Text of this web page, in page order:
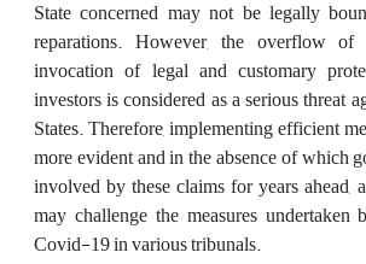
State concerned may not be legally
reparations. However, the overflow of
invocation of legal and customary
investors is considered as a serious threat
States. Therefore, implementing efficient
more evident and in the absence of which
involved by these claims for years ahead,
may challenge the measures
Covid-19 in various tribunals.